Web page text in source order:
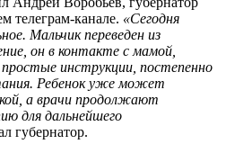
телеграм-канале. «Сегодня
Мальчик переведен из
он в контакте с мамой,
инструкции, постепенно
Ребенок уже может
а врачи продолжают
для дальнейшего
губернатор.